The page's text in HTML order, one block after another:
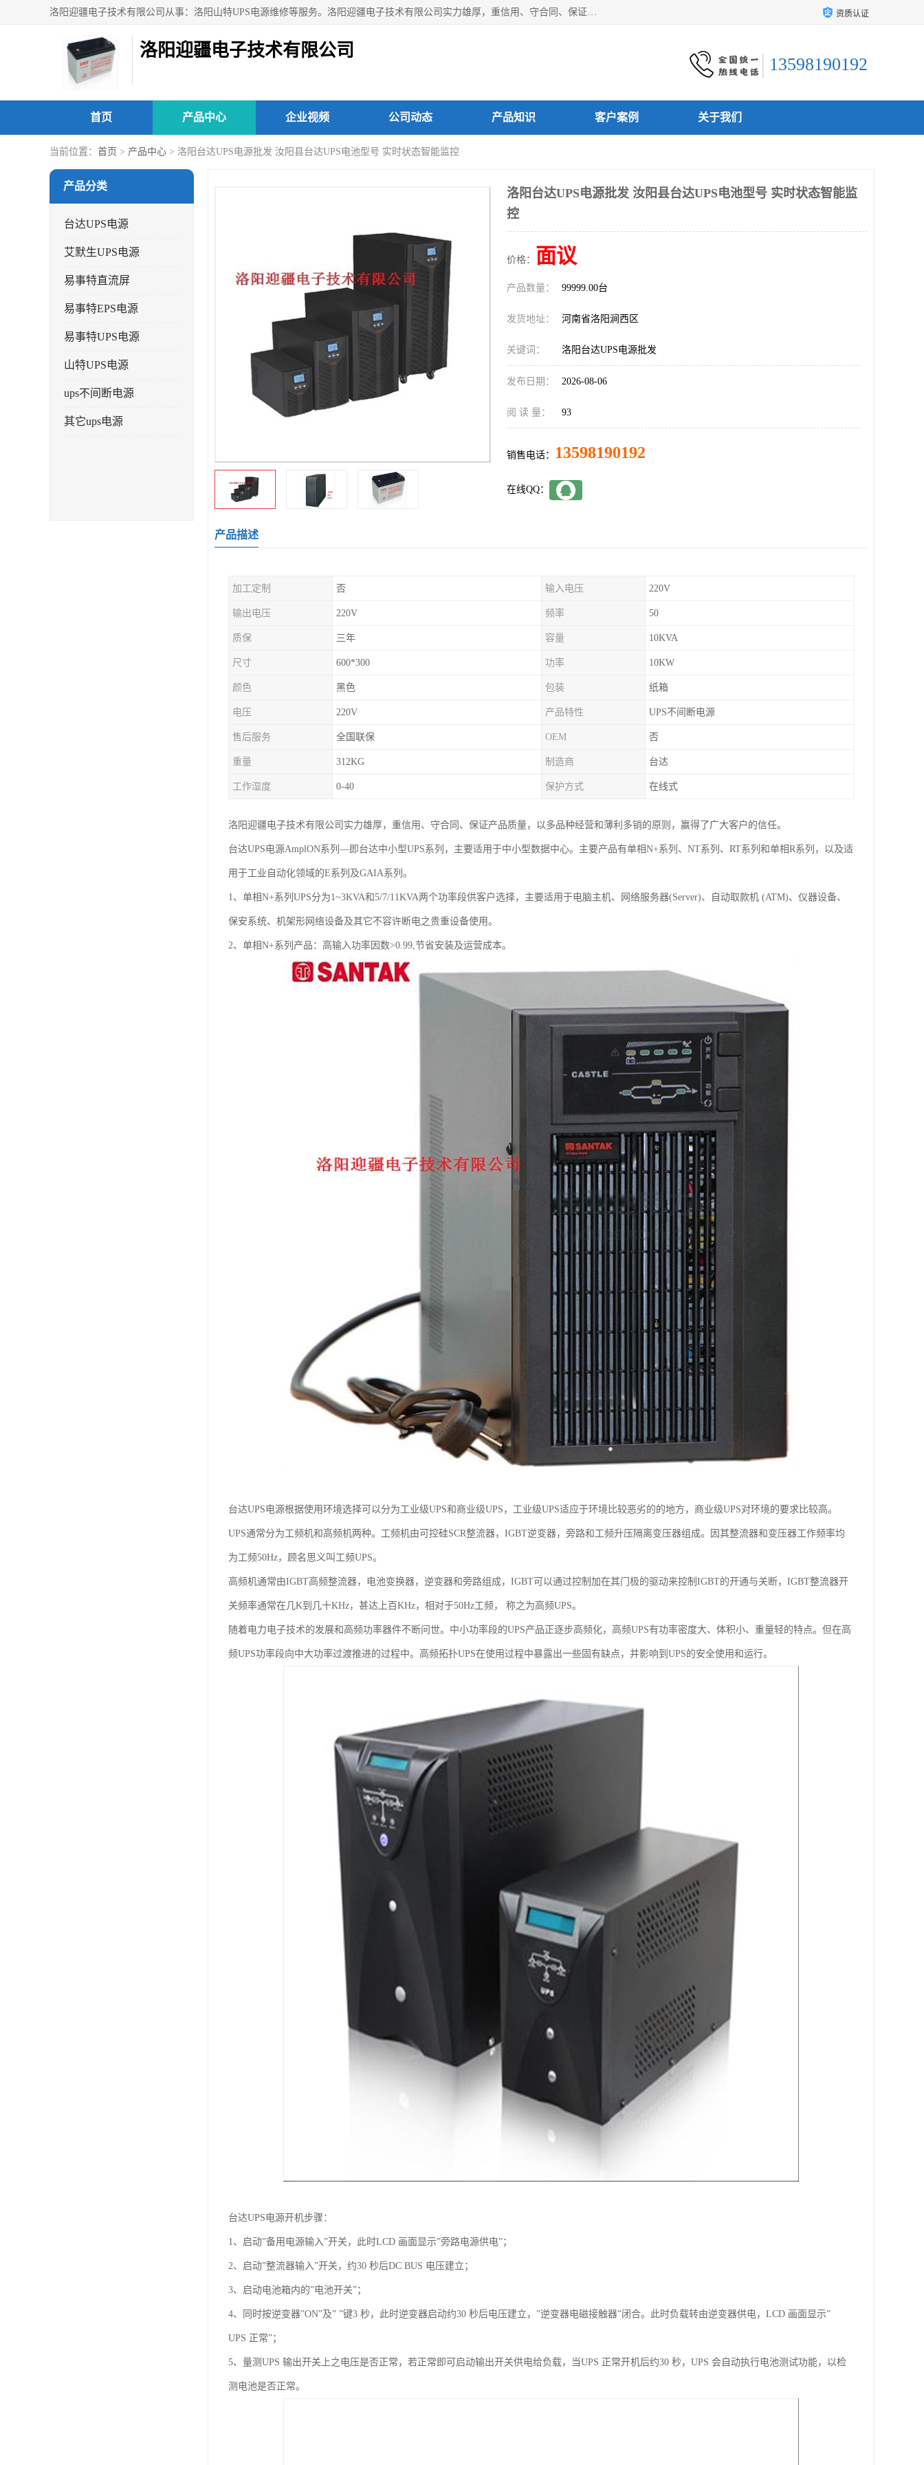
洛阳迎疆电子技术有限公司从事：洛阳山特UPS电源维修等服务。洛阳迎疆电子技术有限公司实力雄厚，重信用、守合同、保证产品质量，以多品种经营特色和薄利多销的原则，赢得了广大客户的信任。公司的宗旨——用服务求发展，用质量求生存！ 资质认证
洛阳迎疆电子技术有限公司
13598190192
首页 产品中心 企业视频 公司动态 产品知识 客户案例 关于我们
当前位置： 首页 > 产品中心 > 洛阳台达UPS电源批发 汝阳县台达UPS电池型号 实时状态智能监控
产品分类
台达UPS电源
艾默生UPS电源
易事特直流屏
易事特EPS电源
易事特UPS电源
山特UPS电源
ups不间断电源
其它ups电源
洛阳台达UPS电源批发 汝阳县台达UPS电池型号 实时状态智能监
控
价格： 面议
产品数量： 99999.00台
发货地址： 河南省洛阳涧西区
关键词： 洛阳台达UPS电源批发
发布日期： 2026-08-06
阅 读 量： 93
销售电话： 13598190192
在线QQ：
产品描述
加工定制 否 输入电压 220V
输出电压 220V 频率 50
质保 三年 容量 10KVA
尺寸 600*300 功率 10KW
颜色 黑色 包装 纸箱
电压 220V 产品特性 UPS不间断电源
售后服务 全国联保 OEM 否
重量 312KG 制造商 台达
工作湿度 0-40 保护方式 在线式
洛阳迎疆电子技术有限公司实力雄厚，重信用、守合同、保证产品质量，以多品种经营和薄利多销的原则，赢得了广大客户的信任。
台达UPS电源AmplON系列—即台达中小型UPS系列，主要适用于中小型数据中心。主要产品有单相N+系列、NT系列、RT系列和单相R系列，以及适
用于工业自动化领域的E系列及GAIA系列。
1、单相N+系列UPS分为1~3KVA和5/7/11KVA两个功率段供客户选择，主要适用于电脑主机、网络服务器(Server)、自动取款机 (ATM)、仪器设备、
保安系统、机架形网络设备及其它不容许断电之贵重设备使用。
2、单相N+系列产品：高输入功率因数>0.99,节省安装及运营成本。
台达UPS电源根据使用环境选择可以分为工业级UPS和商业级UPS，工业级UPS适应于环境比较恶劣的的地方，商业级UPS对环境的要求比较高。
UPS通常分为工频机和高频机两种。工频机由可控硅SCR整流器，IGBT逆变器，旁路和工频升压隔离变压器组成。因其整流器和变压器工作频率均
为工频50Hz，顾名思义叫工频UPS。
高频机通常由IGBT高频整流器，电池变换器，逆变器和旁路组成，IGBT可以通过控制加在其门极的驱动来控制IGBT的开通与关断，IGBT整流器开
关频率通常在几K到几十KHz，甚达上百KHz，相对于50Hz工频， 称之为高频UPS。
随着电力电子技术的发展和高频功率器件不断问世。中小功率段的UPS产品正逐步高频化，高频UPS有功率密度大、体积小、重量轻的特点。但在高
频UPS功率段向中大功率过渡推进的过程中。高频拓扑UPS在使用过程中暴露出一些固有缺点，并影响到UPS的安全使用和运行。
台达UPS电源开机步骤：
1、启动”备用电源输入”开关，此时LCD 画面显示”旁路电源供电”；
2、启动”整流器输入”开关，约30 秒后DC BUS 电压建立；
3、启动电池箱内的”电池开关”；
4、同时按逆变器”ON”及” ”键3 秒，此时逆变器启动约30 秒后电压建立，”逆变器电磁接触器”闭合。此时负载转由逆变器供电，LCD 画面显示”
UPS 正常”；
5、量测UPS 输出开关上之电压是否正常，若正常即可启动输出开关供电给负载，当UPS 正常开机后约30 秒，UPS 会自动执行电池测试功能，以检
测电池是否正常。